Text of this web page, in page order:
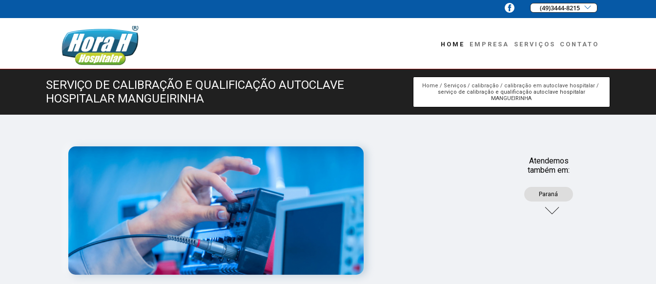
(49)3444-8215
HOME EMPRESA SERVIÇOS CONTATO
SERVIÇO DE CALIBRAÇÃO E QUALIFICAÇÃO AUTOCLAVE
HOSPITALAR MANGUEIRINHA
Home Serviços calibração
calibração em autoclave hospitalar
serviço de calibração e qualificação autoclave hospitalar
MANGUEIRINHA
Atendemos
também em:
Paraná